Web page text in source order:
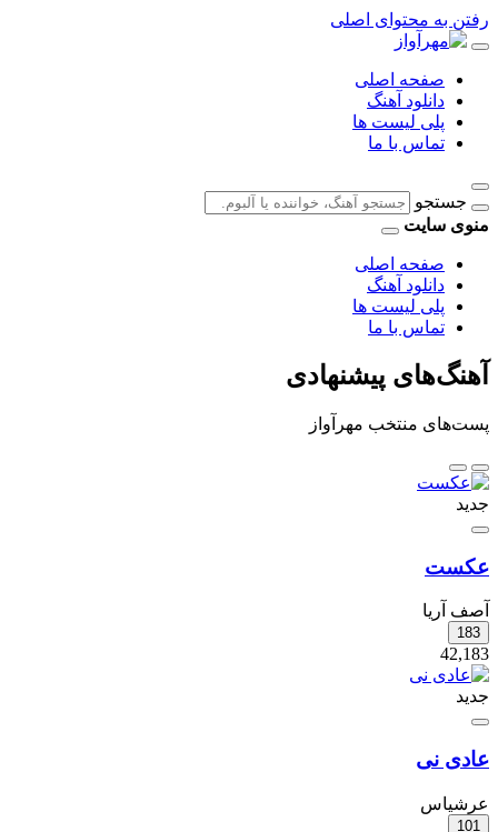
رفتن به محتوای اصلی
صفحه اصلی
دانلود آهنگ
پلی لیست ها
تماس با ما
جستجو
منوی سایت
صفحه اصلی
دانلود آهنگ
پلی لیست ها
تماس با ما
آهنگ‌های پیشنهادی
پست‌های منتخب مهرآواز
جدید
عکست
آصف آریا
183
42,183
جدید
عادی نی
عرشیاس
101